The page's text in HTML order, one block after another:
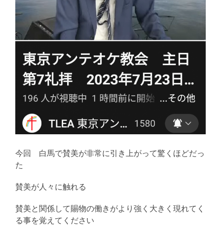
今回 白馬で賛美が非常に引き上がって驚くほどだっ
た
賛美が人々に触れる
賛美と関係して賜物の働きがより強く大きく現れてく
る事を覚えてください